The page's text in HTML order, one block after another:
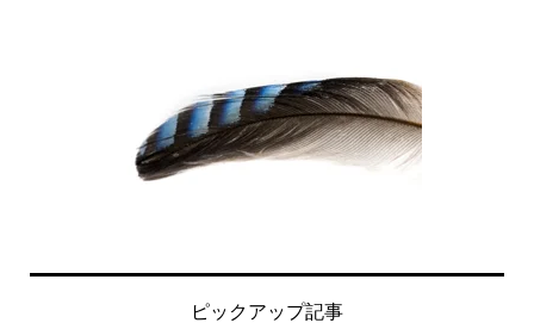
ピックアップ記事